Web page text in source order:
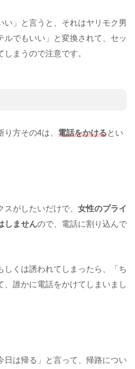
い」と言うと、それはヤリモク男
ルでもいい」と変換されて、セッ
まうので注意です。
方その4は、 電話をかけるとい
がしたいだけで、 女性のプライ
しませんので、電話に割り込んで
しくは誘われてしまったら、「ち
、誰かに電話をかけてしまいまし
日は帰る」と言って、帰路につい